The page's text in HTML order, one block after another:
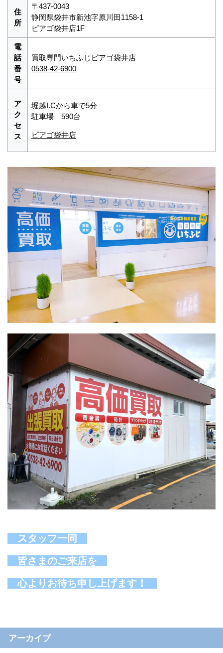
住
所
〒437-0043
静岡県袋井市新池字原川田1158-1
ピアゴ袋井店1F
電
話
番
号
買取専門いちふじピアゴ袋井店
0538-42-6900
ア
ク
セ
ス
堀越I.Cから車で5分
駐車場 590台
ピアゴ袋井店
スタッフ一同
皆さまのご来店を
心よりお待ち申し上げます！
アーカイブ